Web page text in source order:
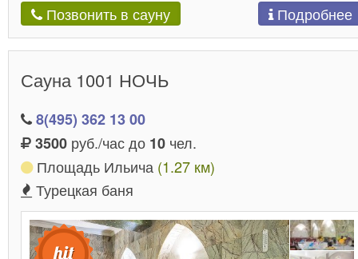
Позвонить в сауну Подробнее
Сауна 1001 НОЧЬ
8(495) 362 13 00
3500 руб./час до 10 чел.
Площадь Ильича (1.27 км)
Турецкая баня